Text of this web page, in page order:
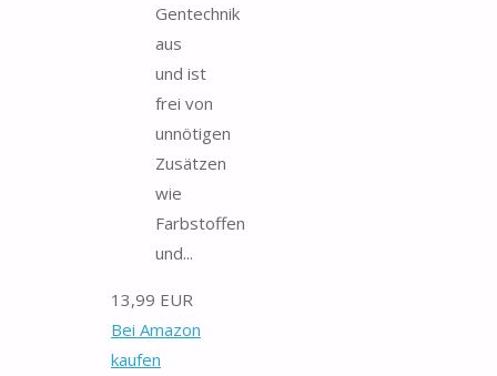
Gentechnik
aus
und ist
frei von
unnötigen
Zusätzen
wie
Farbstoffen
und...
13,99 EUR
Bei Amazon
kaufen